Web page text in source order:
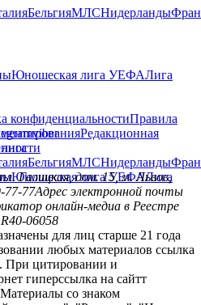
БельгияМЛСНидерланды
Юношеская лига УЕФАЛига
конфиденциальностиПравила
Редакционная
viber
БельгияМЛСНидерланды
Юношеская лига УЕФАЛига
пл. Галицкая, дом. 15, м. Львов,
77-77Адрес электронной почты
онлайн-медиа в Реестре
06058
для лиц старше 21 года
любых материалов ссылка
При цитировании и
гиперссылка на сайтт
Материалы со знаком